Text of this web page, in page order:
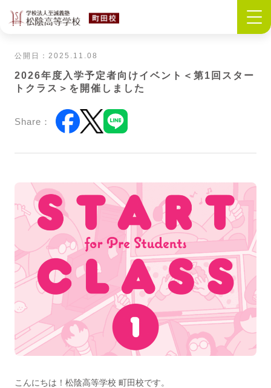
公開日：2025.11.08
2026年度入学予定者向けイベント＜第1回スター
トクラス＞を開催しました
Share：
こんにちは！松陰高等学校 町田校です。